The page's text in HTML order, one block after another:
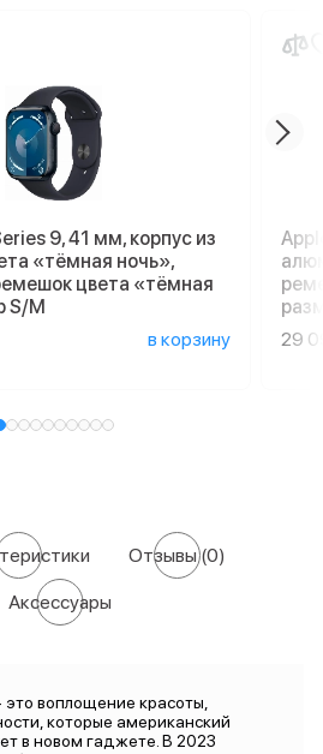
9, 41 мм, корпус из
«тёмная ночь»,
цвета «тёмная
S/M
в корзину
29
Отзывы(0)
Аксессуары
воплощение красоты,
которые американский
в новом гаджете. В 2023